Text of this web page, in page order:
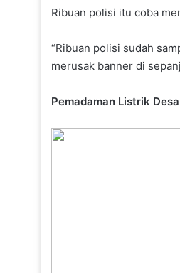
Ribuan polisi itu coba
“Ribuan polisi sudah
merusak banner di
Pemadaman Listrik